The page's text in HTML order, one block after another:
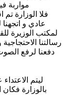
فلا الوزارة
عادي و
لمكتب الوزيرة
رسالتنا
دفعنا لرفع
ليتم
بالوزارة